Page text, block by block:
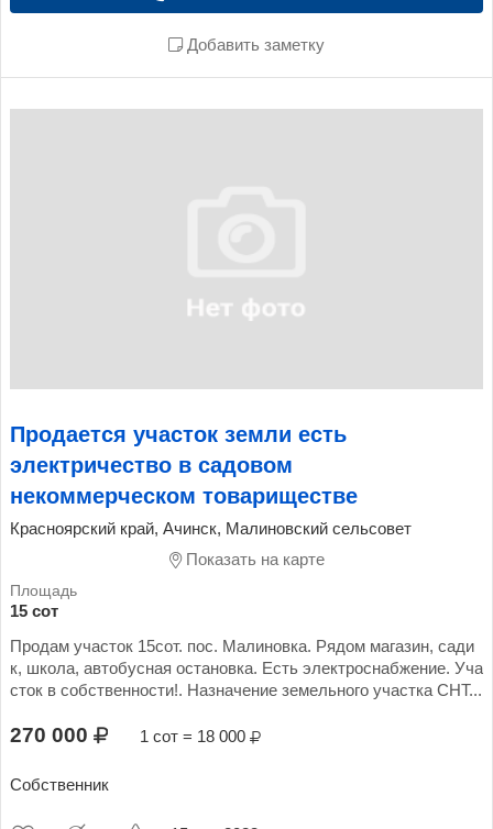
Добавить заметку
Продается участок земли есть
электричество в садовом
некоммерческом товариществе
Красноярский край, Ачинск, Малиновский сельсовет
Показать на карте
15 сот
Продам участок 15сот. пос. Малиновка. Рядом магазин, сади
к, школа, автобусная остановка. Есть электроснабжение. Уча
сток в собственности!. Назначение земельного участка СНТ...
270 000 1 сот = 18 000
Собственник